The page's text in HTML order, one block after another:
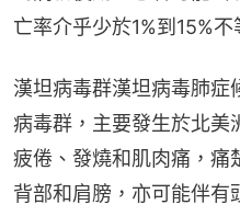
亡率介乎少於1%到15%不
漢坦病毒群漢坦病毒肺症
病毒群，主要發生於北美
疲倦、發燒和肌肉痛，痛
背部和肩膀，亦可能伴有